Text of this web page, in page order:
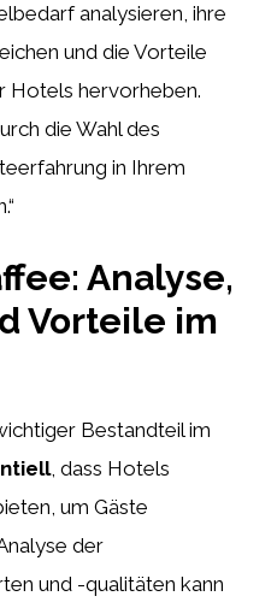
analysieren, ihre
und die Vorteile
Hotels hervorheben.
die Wahl des
in Ihrem
Analyse,
Vorteile im
Bestandteil im
, dass Hotels
um Gäste
der
und -qualitäten kann